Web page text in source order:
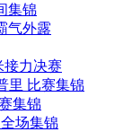
集锦
气外露
接力决赛
里 比赛集锦
集锦
场集锦